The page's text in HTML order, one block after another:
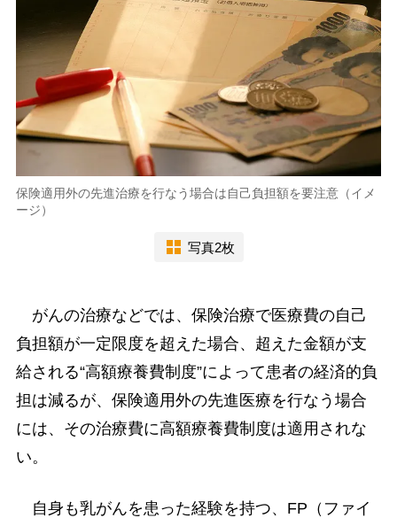
保険適用外の先進治療を行なう場合は自己負担額を要注意（イメ
ージ）
写真2枚
がんの治療などでは、保険治療で医療費の自己
負担額が一定限度を超えた場合、超えた金額が支
給される“高額療養費制度”によって患者の経済的負
担は減るが、保険適用外の先進医療を行なう場合
には、その治療費に高額療養費制度は適用されな
い。
自身も乳がんを患った経験を持つ、FP（ファイ